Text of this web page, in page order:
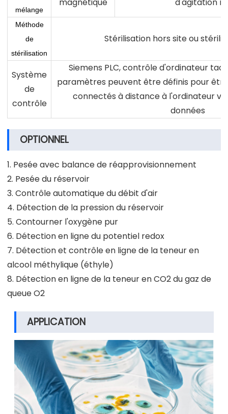
mélange
Méthode
de
stérilisation
Stérilisation hors site ou
Système
de
contrôle
Siemens PLC, contrôle d'ordinateur
paramètres peuvent être définis pour
connectés à distance à l'ordinateur
données
OPTIONNEL
1. Pesée avec balance de réapprovisionnement
2. Pesée du réservoir
3. Contrôle automatique du débit d'air
4. Détection de la pression du réservoir
5. Contourner l'oxygène pur
6. Détection en ligne du potentiel redox
7. Détection et contrôle en ligne de la teneur en
alcool méthylique (éthyle)
8. Détection en ligne de la teneur en CO2 du gaz de
queue O2
APPLICATION